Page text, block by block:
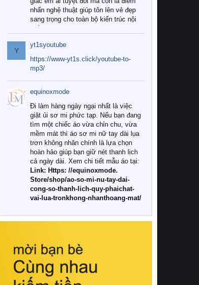
nhấn nghệ thuật giúp tôn lên vẻ đẹp
sang trọng cho toàn bộ kiến trúc nội
Tuy nhiên, giữa thị trường đa dạng
với vô vàn thương hiệu và mẫu mã
như hiện nay, làm thế nào để chọn
được những bộ chăn ga gối đệm cao
cấp thực sự chất lượng, phù hợp với
khí hậu và nhu cầu sử dụng của gia
đình? Hãy cùng chúng tôi đi tìm lời
giải đáp chi tiết qua bài viết dưới đây.
1. Tại sao các gia đình hiện đại lại ưa
chuộng chăn ga gối đệm cao cấp?
Khác với các dòng sản phẩm thông
thường, những bộ chăn ga gối đệm
cao cấp trải qua quy trình sản xuất
nghiêm ngặt từ khâu chọn lọc nguyên
liệu tự nhiên đến công nghệ dệt
nhuộm hiện đại không chứa hóa chất
này, bạn sẽ cảm nhận rõ rệt sự khác
hồi chuẩn xác của phần đệm nâng đỡ
cột sống.
Bên cạnh đó, việc lựa chọn các dòng
Y
yt1syoutube
https://www-yt1s.click/youtube-to-
mp3/
equinoxmode
Đi làm hàng ngày ngại nhất là việc
giặt ủi sơ mi phức tạp. Nếu bạn đang
tìm một chiếc áo vừa chỉn chu, vừa
mềm mát thì áo sơ mi nữ tay dài lụa
trơn không nhăn chính là lựa chọn
hoàn hảo giúp bạn giữ nét thanh lịch
cả ngày dài. Xem chi tiết mẫu áo tại:
Link: Https: //equinoxmode.
Store/shop/ao-so-mi-nu-tay-dai-
cong-so-thanh-lich-quy-phaichat-
vai-lua-tronkhong-nhanthoang-mat/